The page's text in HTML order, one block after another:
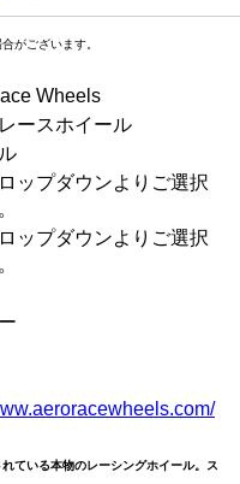
がございます。
Wheels
ースホイール
ップダウンよりご選択
ップダウンよりご選択
ている本物のレーシングホイール。ス